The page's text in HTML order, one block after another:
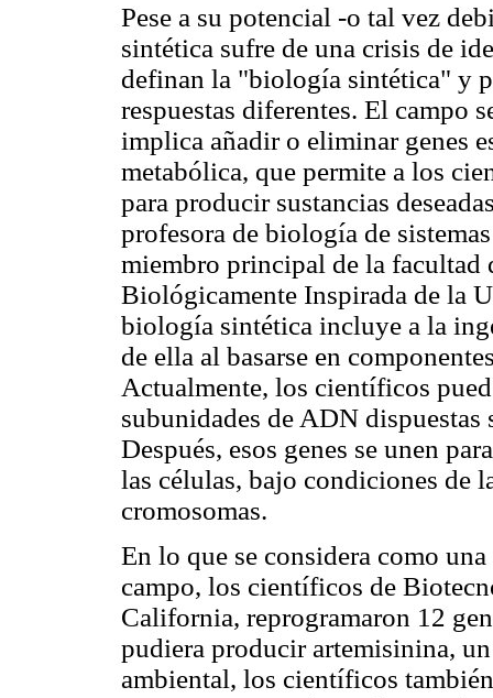
Pese a su potencial -o tal vez
sintética sufre de una crisis de
definan la "biología sintética" y
respuestas diferentes. El campo
implica añadir o eliminar genes
metabólica, que permite a los
para producir sustancias
profesora de biología de
miembro principal de la
Biológicamente Inspirada de la
biología sintética incluye a la
de ella al basarse en
Actualmente, los científicos
subunidades de ADN
Después, esos genes se unen
las células, bajo condiciones de
cromosomas.
En lo que se considera como
campo, los científicos de
California, reprogramaron 12
pudiera producir artemisinina,
ambiental, los científicos